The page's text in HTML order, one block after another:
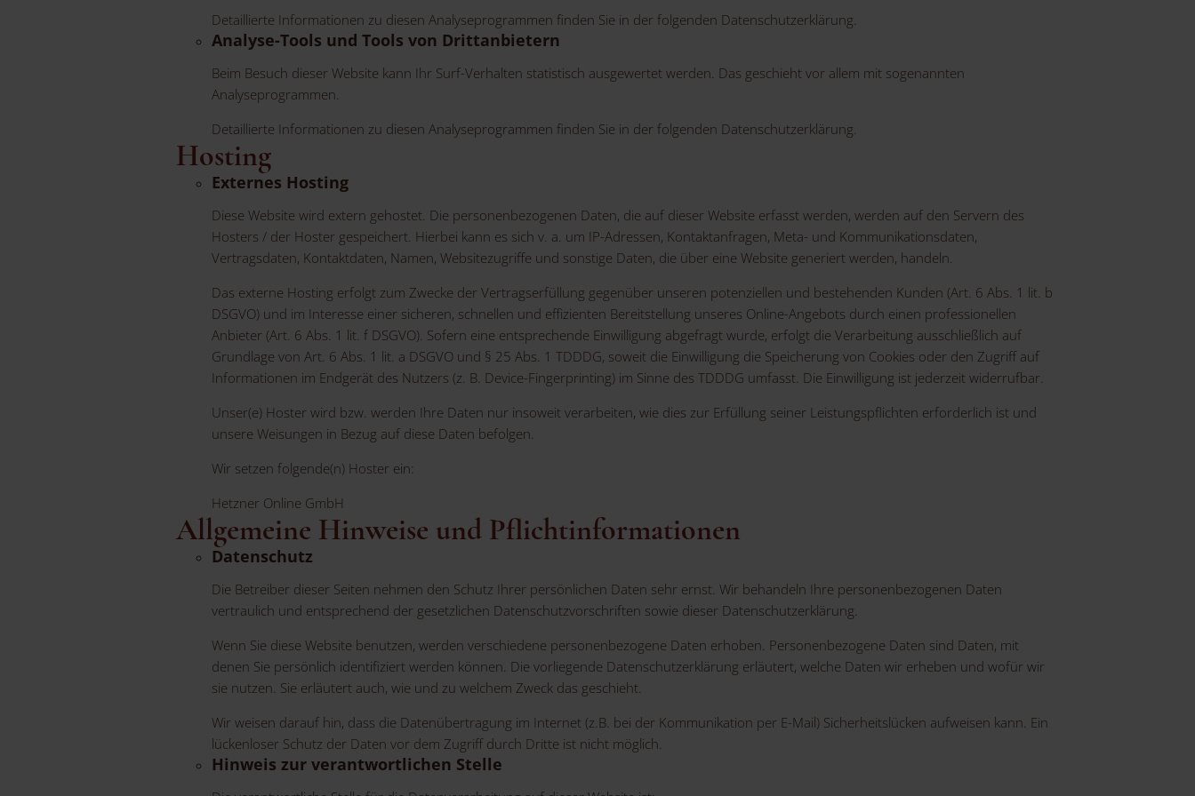
Detaillierte Informationen zu diesen Analyseprogrammen finden Sie in der folgenden Datenschutzerklärung.
Analyse-Tools und Tools von Drittanbietern
Beim Besuch dieser Website kann Ihr Surf-Verhalten statistisch ausgewertet werden. Das geschieht vor allem mit sogenannten
Analyseprogrammen.
Detaillierte Informationen zu diesen Analyseprogrammen finden Sie in der folgenden Datenschutzerklärung.
Hosting
Externes Hosting
Diese Website wird extern gehostet. Die personenbezogenen Daten, die auf dieser Website erfasst werden, werden auf den Servern des
Hosters / der Hoster gespeichert. Hierbei kann es sich v. a. um IP-Adressen, Kontaktanfragen, Meta- und Kommunikationsdaten,
Vertragsdaten, Kontaktdaten, Namen, Websitezugriffe und sonstige Daten, die über eine Website generiert werden, handeln.
Das externe Hosting erfolgt zum Zwecke der Vertragserfüllung gegenüber unseren potenziellen und bestehenden Kunden (Art. 6 Abs. 1 lit. b
DSGVO) und im Interesse einer sicheren, schnellen und effizienten Bereitstellung unseres Online-Angebots durch einen professionellen
Anbieter (Art. 6 Abs. 1 lit. f DSGVO). Sofern eine entsprechende Einwilligung abgefragt wurde, erfolgt die Verarbeitung ausschließlich auf
Grundlage von Art. 6 Abs. 1 lit. a DSGVO und § 25 Abs. 1 TDDDG, soweit die Einwilligung die Speicherung von Cookies oder den Zugriff auf
Informationen im Endgerät des Nutzers (z. B. Device-Fingerprinting) im Sinne des TDDDG umfasst. Die Einwilligung ist jederzeit widerrufbar.
Unser(e) Hoster wird bzw. werden Ihre Daten nur insoweit verarbeiten, wie dies zur Erfüllung seiner Leistungspflichten erforderlich ist und
unsere Weisungen in Bezug auf diese Daten befolgen.
Wir setzen folgende(n) Hoster ein:
Hetzner Online GmbH
Allgemeine Hinweise und Pflichtinformationen
Datenschutz
Die Betreiber dieser Seiten nehmen den Schutz Ihrer persönlichen Daten sehr ernst. Wir behandeln Ihre personenbezogenen Daten
vertraulich und entsprechend der gesetzlichen Datenschutzvorschriften sowie dieser Datenschutzerklärung.
Wenn Sie diese Website benutzen, werden verschiedene personenbezogene Daten erhoben. Personenbezogene Daten sind Daten, mit
denen Sie persönlich identifiziert werden können. Die vorliegende Datenschutzerklärung erläutert, welche Daten wir erheben und wofür wir
sie nutzen. Sie erläutert auch, wie und zu welchem Zweck das geschieht.
Wir weisen darauf hin, dass die Datenübertragung im Internet (z.B. bei der Kommunikation per E-Mail) Sicherheitslücken aufweisen kann. Ein
lückenloser Schutz der Daten vor dem Zugriff durch Dritte ist nicht möglich.
Hinweis zur verantwortlichen Stelle